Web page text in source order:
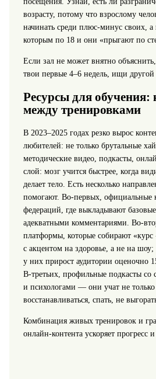
возрасту, потому что взрослому
начинать среди плюс‑минус своих,
которым по 18 и они «прыгают по
Если зал не может внятно объяснить,
твои первые 4–6 недель, ищи другой
Ресурсы для обучения:
между тренировками
В 2023–2025 годах резко вырос
любителей: не только брутальные
методические видео, подкасты,
слой: мозг учится быстрее, когда
делает тело. Есть несколько
помогают. Во‑первых, официальные
федераций, где выкладывают
адекватными комментариями.
платформы, которые собирают
с акцентом на здоровье, а не на шоу;
у них прирост аудитории оценочно
В‑третьих, профильные подкасты со
и психологами — они учат не
восстанавливаться, спать, не
Комбинация живых тренировок и
онлайн‑контента ускоряет прогресс